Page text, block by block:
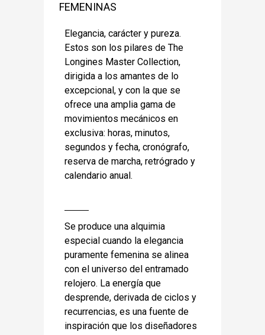
FEMENINAS
Elegancia, carácter y pureza.
Estos son los pilares de The
Longines Master Collection,
dirigida a los amantes de lo
excepcional, y con la que se
ofrece una amplia gama de
movimientos mecánicos en
exclusiva: horas, minutos,
segundos y fecha, cronógrafo,
reserva de marcha, retrógrado y
calendario anual.
Se produce una alquimia
especial cuando la elegancia
puramente femenina se alinea
con el universo del entramado
relojero. La energía que
desprende, derivada de ciclos y
recurrencias, es una fuente de
inspiración que los diseñadores